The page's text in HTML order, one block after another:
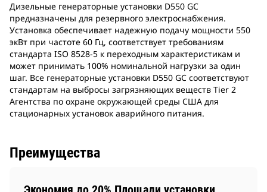
Дизельные генераторные установки D550 GC
предназначены для резервного электроснабжения.
Установка обеспечивает надежную подачу мощности 550
экВт при частоте 60 Гц, соответствует требованиям
стандарта ISO 8528-5 к переходным характеристикам и
может принимать 100% номинальной нагрузки за один
шаг. Все генераторные установки D550 GC соответствуют
стандартам на выбросы загрязняющих веществ Tier 2
Агентства по охране окружающей среды США для
стационарных установок аварийного питания.
Преимущества